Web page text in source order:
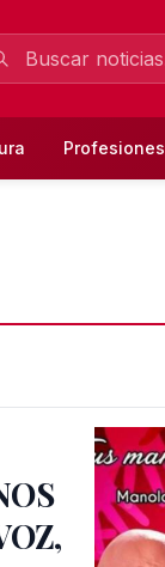
Profesiones